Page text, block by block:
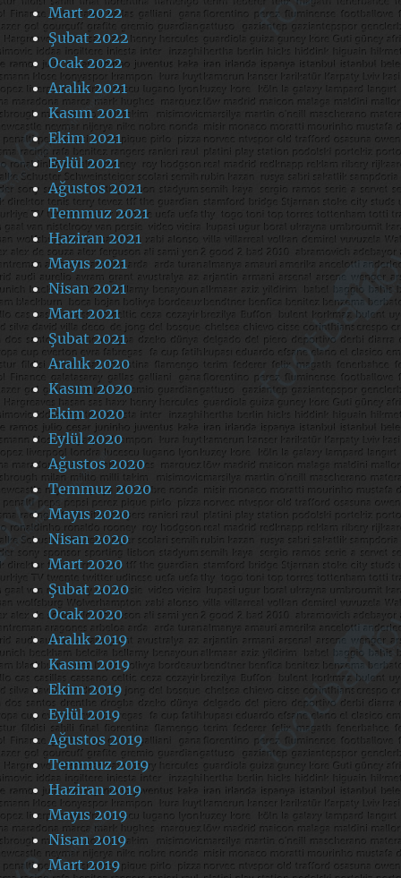
Mart 2022
Şubat 2022
Ocak 2022
Aralık 2021
Kasım 2021
Ekim 2021
Eylül 2021
Ağustos 2021
Temmuz 2021
Haziran 2021
Mayıs 2021
Nisan 2021
Mart 2021
Şubat 2021
Aralık 2020
Kasım 2020
Ekim 2020
Eylül 2020
Ağustos 2020
Temmuz 2020
Mayıs 2020
Nisan 2020
Mart 2020
Şubat 2020
Ocak 2020
Aralık 2019
Kasım 2019
Ekim 2019
Eylül 2019
Ağustos 2019
Temmuz 2019
Haziran 2019
Mayıs 2019
Nisan 2019
Mart 2019